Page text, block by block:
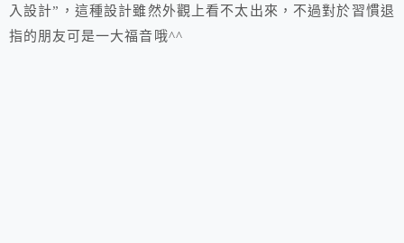
入設計”，這種設計雖然外觀上看不太出來，不過對於習慣退
指的朋友可是一大福音哦^^